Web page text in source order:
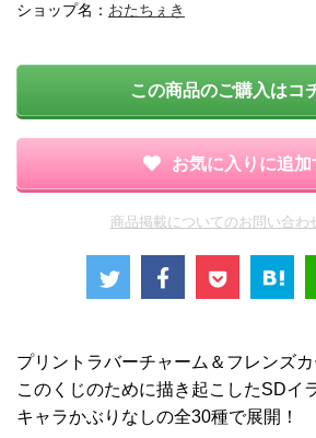
ショップ名： おたちぇき
この商品のご購入はコ
お気に入りに追加
商品掲載についてのお問い合わ
プリントラバーチャーム＆フレンズカ
このくじのために描き起こしたSDイ
キャラかぶりなしの全30種で展開！